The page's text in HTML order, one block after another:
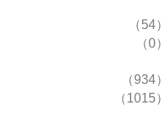
（54）
（0）
（934）
（1015）